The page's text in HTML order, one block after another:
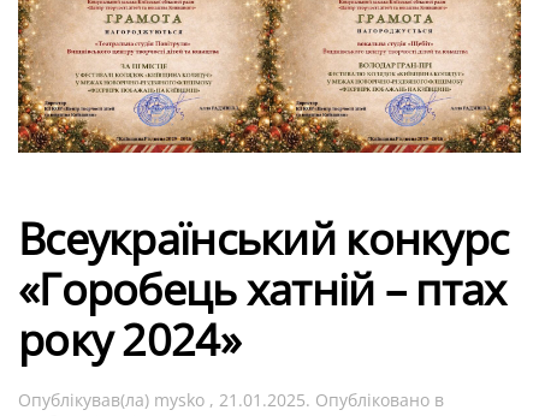
Всеукраїнський конкурс
«Горобець хатній – птах
року 2024»
Опублікував(ла) mysko , 21.01.2025. Опубліковано в